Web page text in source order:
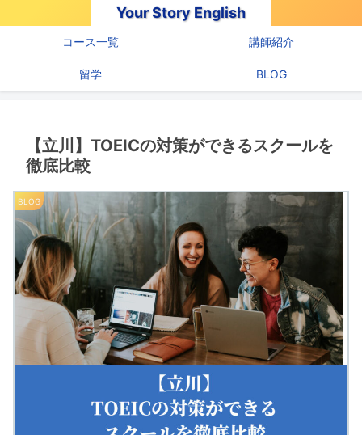
Your Story English
コース一覧 講師紹介
留学 BLOG
【立川】TOEICの対策ができるスクールを
徹底比較
BLOG